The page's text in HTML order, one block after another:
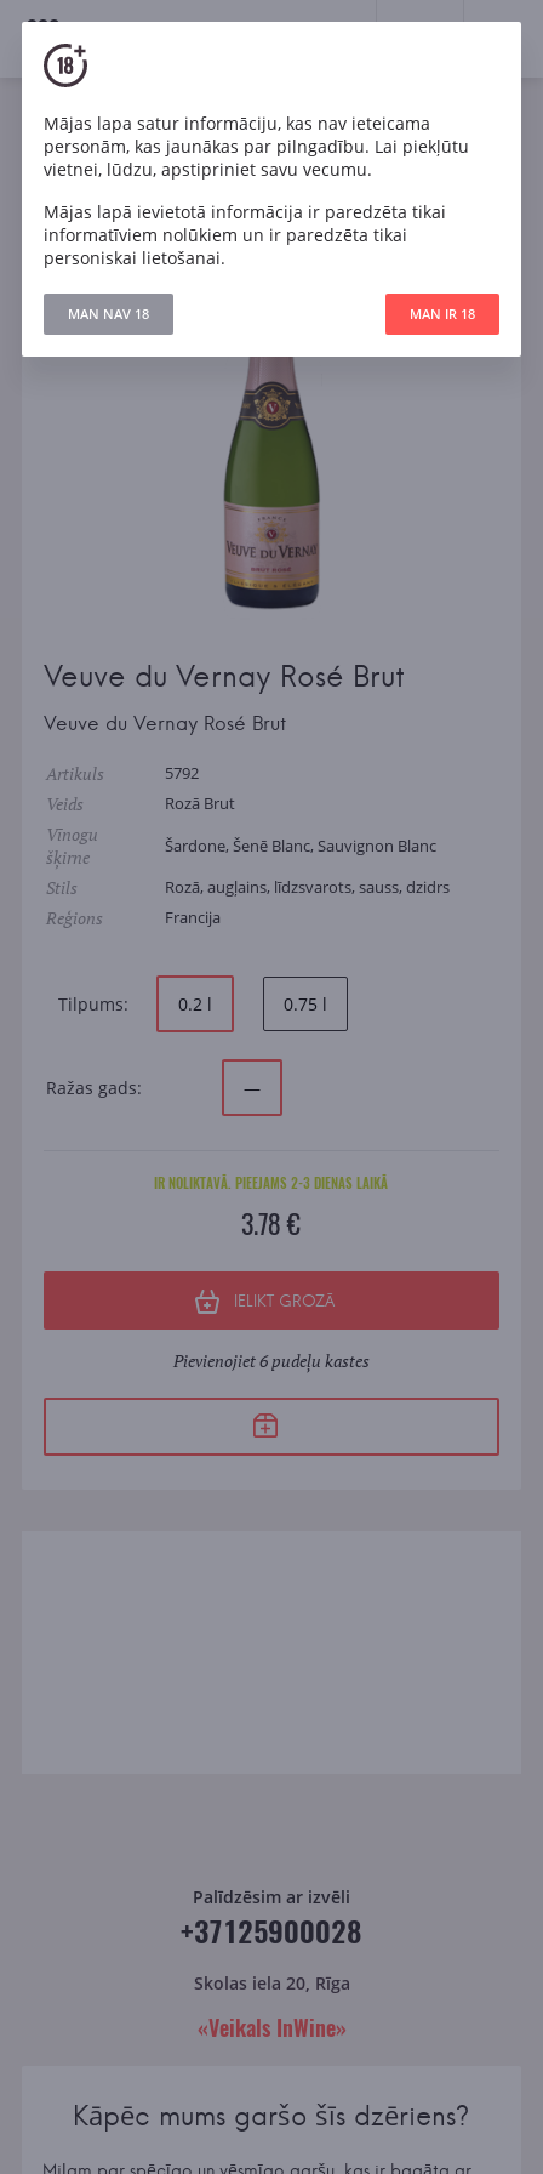
18+
Dzirkstošais Rozā Brut
Francija
Veuve du Vernay Rosé Brut
Veuve du Vernay Rosé Brut
Veuve du Vernay Rosé Brut
Artikuls 5792
Veids Rozā Brut
Vīnogu
šķirne
Šardone, Šenē Blanc, Sauvignon Blanc
Stils Rozā, augļains, līdzsvarots, sauss, dzidrs
Reģions Francija
Tilpums: 0.2 l 0.75 l
Ražas gads: —
IR NOLIKTAVĀ. PIEEJAMS 2-3 DIENAS LAIKĀ
3.78 €
IELIKT GROZĀ
Pievienojiet 6 pudeļu kastes
Palīdzēsim ar izvēli
+37125900028
Skolas iela 20, Rīga
«Veikals InWine»
Kāpēc mums garšo šīs dzēriens?
Mājas lapa satur informāciju, kas nav ieteicama
personām, kas jaunākas par pilngadību. Lai piekļūtu
vietnei, lūdzu, apstipriniet savu vecumu.
Mājas lapā ievietotā informācija ir paredzēta tikai
informatīviem nolūkiem un ir paredzēta tikai
personiskai lietošanai.
MAN NAV 18 MAN IR 18